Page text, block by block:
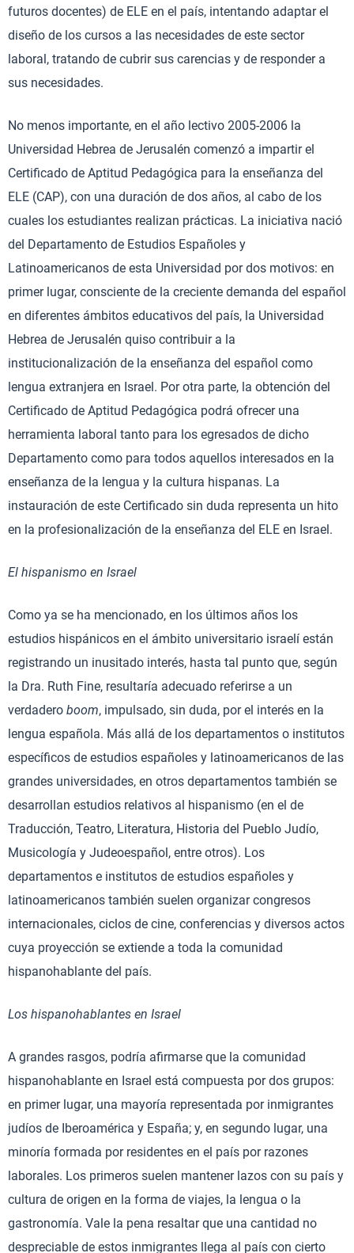
futuros docentes) de ELE en el país, intentando adaptar el
diseño de los cursos a las necesidades de este sector
laboral, tratando de cubrir sus carencias y de responder a
sus necesidades.
No menos importante, en el año lectivo 2005-2006 la
Universidad Hebrea de Jerusalén comenzó a impartir el
Certificado de Aptitud Pedagógica para la enseñanza del
ELE (CAP), con una duración de dos años, al cabo de los
cuales los estudiantes realizan prácticas. La iniciativa nació
del Departamento de Estudios Españoles y
Latinoamericanos de esta Universidad por dos motivos: en
primer lugar, consciente de la creciente demanda del español
en diferentes ámbitos educativos del país, la Universidad
Hebrea de Jerusalén quiso contribuir a la
institucionalización de la enseñanza del español como
lengua extranjera en Israel. Por otra parte, la obtención del
Certificado de Aptitud Pedagógica podrá ofrecer una
herramienta laboral tanto para los egresados de dicho
Departamento como para todos aquellos interesados en la
enseñanza de la lengua y la cultura hispanas. La
instauración de este Certificado sin duda representa un hito
en la profesionalización de la enseñanza del ELE en Israel.
El hispanismo en Israel
Como ya se ha mencionado, en los últimos años los
estudios hispánicos en el ámbito universitario israelí están
registrando un inusitado interés, hasta tal punto que, según
la Dra. Ruth Fine, resultaría adecuado referirse a un
verdadero boom, impulsado, sin duda, por el interés en la
lengua española. Más allá de los departamentos o institutos
específicos de estudios españoles y latinoamericanos de las
grandes universidades, en otros departamentos también se
desarrollan estudios relativos al hispanismo (en el de
Traducción, Teatro, Literatura, Historia del Pueblo Judío,
Musicología y Judeoespañol, entre otros). Los
departamentos e institutos de estudios españoles y
latinoamericanos también suelen organizar congresos
internacionales, ciclos de cine, conferencias y diversos actos
cuya proyección se extiende a toda la comunidad
hispanohablante del país.
Los hispanohablantes en Israel
A grandes rasgos, podría afirmarse que la comunidad
hispanohablante en Israel está compuesta por dos grupos:
en primer lugar, una mayoría representada por inmigrantes
judíos de Iberoamérica y España; y, en segundo lugar, una
minoría formada por residentes en el país por razones
laborales. Los primeros suelen mantener lazos con su país y
cultura de origen en la forma de viajes, la lengua o la
gastronomía. Vale la pena resaltar que una cantidad no
despreciable de estos inmigrantes llega al país con cierto